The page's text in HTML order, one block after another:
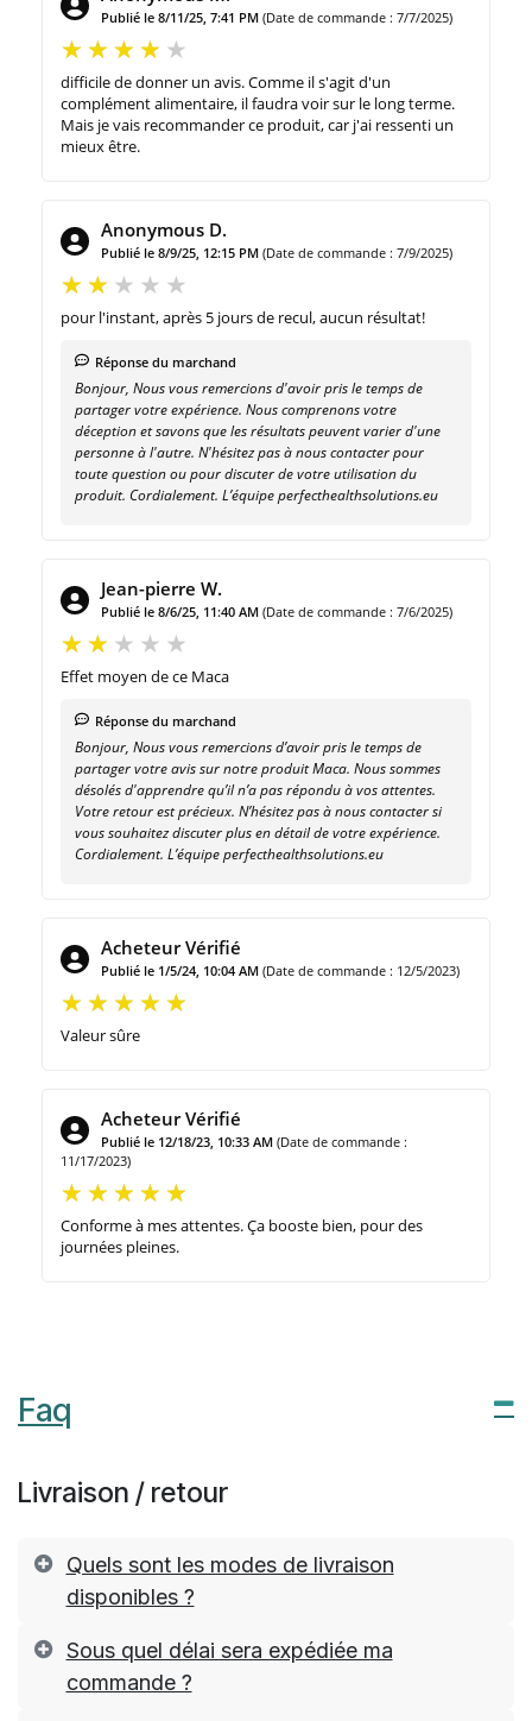
Publié le 8/11/25, 7:41 PM (Date de commande : 7/7/2025)
difficile de donner un avis. Comme il s'agit d'un
complément alimentaire, il faudra voir sur le long terme.
Mais je vais recommander ce produit, car j'ai ressenti un
mieux être.
Anonymous D.
Publié le 8/9/25, 12:15 PM (Date de commande : 7/9/2025)
pour l'instant, après 5 jours de recul, aucun résultat!
Réponse du marchand
Bonjour, Nous vous remercions d'avoir pris le temps de
partager votre expérience. Nous comprenons votre
déception et savons que les résultats peuvent varier d'une
personne à l'autre. N'hésitez pas à nous contacter pour
toute question ou pour discuter de votre utilisation du
produit. Cordialement. L’équipe perfecthealthsolutions.eu
Jean-pierre W.
Publié le 8/6/25, 11:40 AM (Date de commande : 7/6/2025)
Effet moyen de ce Maca
Réponse du marchand
Bonjour, Nous vous remercions d’avoir pris le temps de
partager votre avis sur notre produit Maca. Nous sommes
désolés d'apprendre qu’il n’a pas répondu à vos attentes.
Votre retour est précieux. N’hésitez pas à nous contacter si
vous souhaitez discuter plus en détail de votre expérience.
Cordialement. L’équipe perfecthealthsolutions.eu
Acheteur Vérifié
Publié le 1/5/24, 10:04 AM (Date de commande : 12/5/2023)
Valeur sûre
Acheteur Vérifié
Publié le 12/18/23, 10:33 AM (Date de commande :
11/17/2023)
Conforme à mes attentes. Ça booste bien, pour des
journées pleines.
Faq
Livraison / retour
Quels sont les modes de livraison
disponibles ?
Sous quel délai sera expédiée ma
commande ?